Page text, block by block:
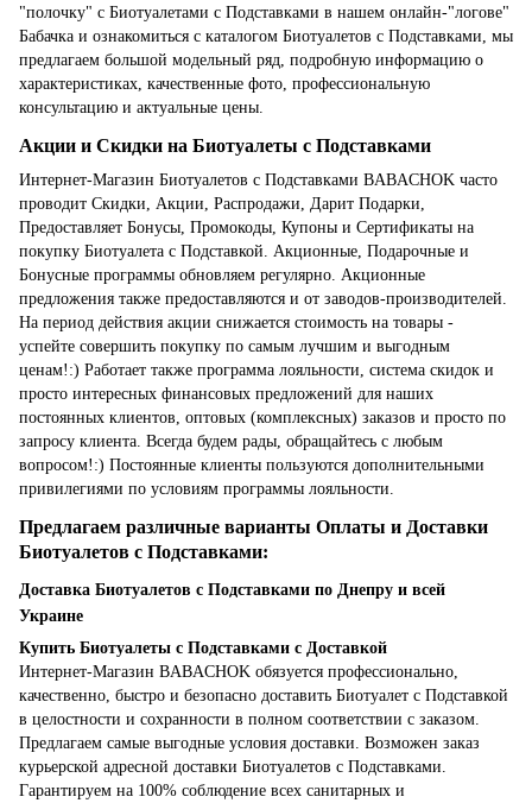
"полочку" с Биотуалетами с Подставками в нашем онлайн-"логове"
Бабачка и ознакомиться с каталогом Биотуалетов с Подставками, мы
предлагаем большой модельный ряд, подробную информацию о
характеристиках, качественные фото, профессиональную
консультацию и актуальные цены.
Акции и Скидки на Биотуалеты с Подставками
Интернет-Магазин Биотуалетов с Подставками BABACHOK часто
проводит Скидки, Акции, Распродажи, Дарит Подарки,
Предоставляет Бонусы, Промокоды, Купоны и Сертификаты на
покупку Биотуалета с Подставкой. Акционные, Подарочные и
Бонусные программы обновляем регулярно. Акционные
предложения также предоставляются и от заводов-производителей.
На период действия акции снижается стоимость на товары -
успейте совершить покупку по самым лучшим и выгодным
ценам!:) Работает также программа лояльности, система скидок и
просто интересных финансовых предложений для наших
постоянных клиентов, оптовых (комплексных) заказов и просто по
запросу клиента. Всегда будем рады, обращайтесь с любым
вопросом!:) Постоянные клиенты пользуются дополнительными
привилегиями по условиям программы лояльности.
Предлагаем различные варианты Оплаты и Доставки
Биотуалетов с Подставками:
Доставка Биотуалетов с Подставками по Днепру и всей
Украине
Купить Биотуалеты с Подставками с Доставкой
Интернет-Магазин BABACHOK обязуется профессионально,
качественно, быстро и безопасно доставить Биотуалет с Подставкой
в целостности и сохранности в полном соответствии с заказом.
Предлагаем самые выгодные условия доставки. Возможен заказ
курьерской адресной доставки Биотуалетов с Подставками.
Гарантируем на 100% соблюдение всех санитарных и